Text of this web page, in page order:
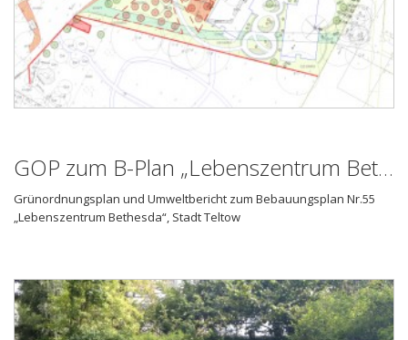
GOP zum B-Plan „Lebenszentrum Bethesda“, Stadt Teltow
Grünordnungsplan und Umweltbericht zum Bebauungsplan Nr.55
„Lebenszentrum Bethesda“, Stadt Teltow